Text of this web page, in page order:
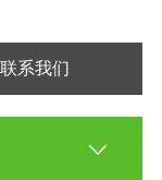
联系我们